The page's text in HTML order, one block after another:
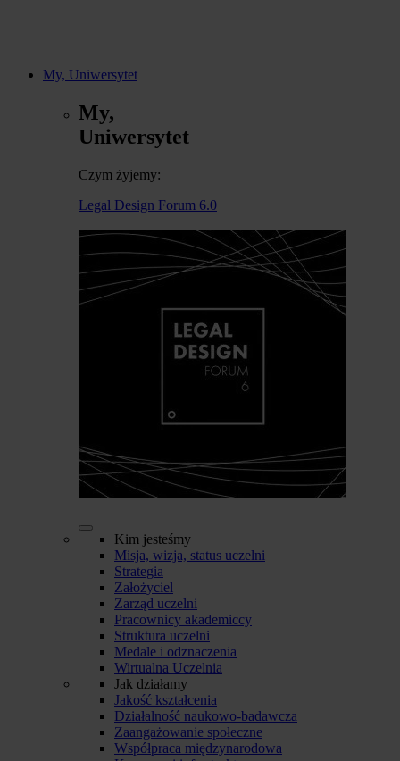
My, Uniwersytet
My,
Uniwersytet
Czym żyjemy:
Legal Design Forum 6.0
Kim jesteśmy
Misja, wizja, status uczelni
Strategia
Założyciel
Zarząd uczelni
Pracownicy akademiccy
Struktura uczelni
Medale i odznaczenia
Wirtualna Uczelnia
Jak działamy
Jakość kształcenia
Działalność naukowo-badawcza
Zaangażowanie społeczne
Współpraca międzynarodowa